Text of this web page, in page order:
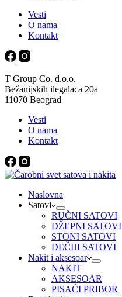
Vesti
O nama
Kontakt
T Group Co. d.o.o.
Bežanijskih ilegalaca 20a
11070 Beograd
Vesti
O nama
Kontakt
Naslovna
Satovi
RUČNI SATOVI
DŽEPNI SATOVI
STONI SATOVI
DEČIJI SATOVI
Nakit i aksesoar
NAKIT
AKSESOAR
PISAĆI PRIBOR